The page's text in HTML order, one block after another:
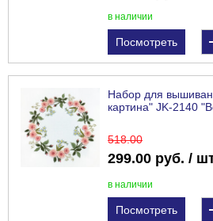
в наличии
Посмотреть
Набор для
картина" JK-2140
518.00
299.00 руб. /
в наличии
Посмотреть